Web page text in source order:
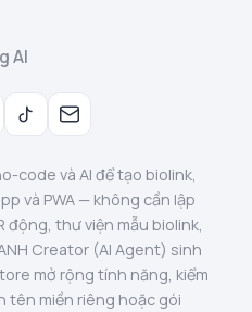
AI
code và AI để tạo biolink,
và PWA — không cần lập
động, thư viện mẫu biolink,
Creator (AI Agent) sinh
mở rộng tính năng, kiểm
tên miền riêng hoặc gói